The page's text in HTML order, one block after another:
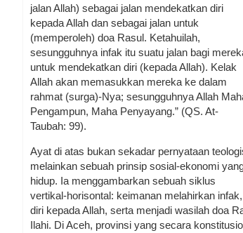
jalan Allah) sebagai jalan mendekatkan diri
kepada Allah dan sebagai jalan untuk
(memperoleh) doa Rasul. Ketahuilah,
sesungguhnya infak itu suatu jalan bagi
untuk mendekatkan diri (kepada Allah). Kelak
Allah akan memasukkan mereka ke dalam
rahmat (surga)-Nya; sesungguhnya Allah
Pengampun, Maha Penyayang.” (QS. At-
Taubah: 99).
Ayat di atas bukan sekadar pernyataan
melainkan sebuah prinsip sosial-ekonomi
hidup. Ia menggambarkan sebuah siklus
vertikal-horisontal: keimanan melahirkan
diri kepada Allah, serta menjadi wasilah doa
Ilahi. Di Aceh, provinsi yang secara